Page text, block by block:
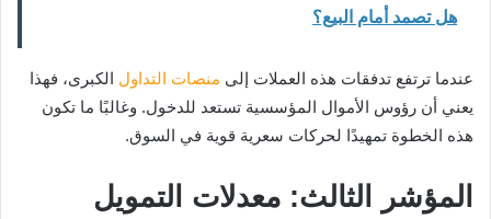
هل تصمد أمام البيع؟
عندما ترتفع تدفقات هذه العملات إلى منصات التداول الكبرى، فهذا
يعني أن رؤوس الأموال المؤسسية تستعد للدخول. وغالبًا ما تكون
هذه الخطوة تمهيدًا لحركات سعرية قوية في السوق.
المؤشر الثالث: معدلات التمويل